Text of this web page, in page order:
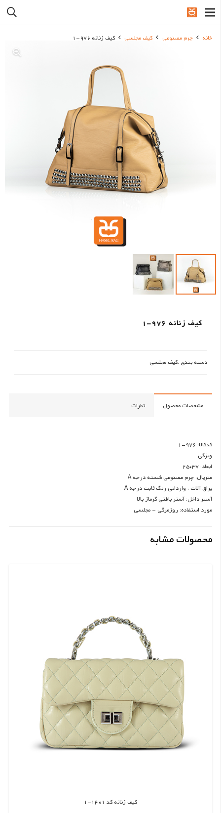
خانه چرم مصنوعی کیف مجلسی کیف زنانه 976-1
کیف زنانه 976-1
دسته بندی :کیف مجلسی
مشخصات محصول نظرات
کدکالا: 976-1
ویژگی
ابعاد: 37*25
متریال: چرم مصنوعی شسته درجه A
یراق آلات : وارداتی رنگ ثابت درجه A
آستر داخل: آستر بافتی گرماژ بالا
مورد استفاده: روزمرگی – مجلسی
محصولات مشابه
کیف زنانه کد 1401-1
اطلاعات بیشتر